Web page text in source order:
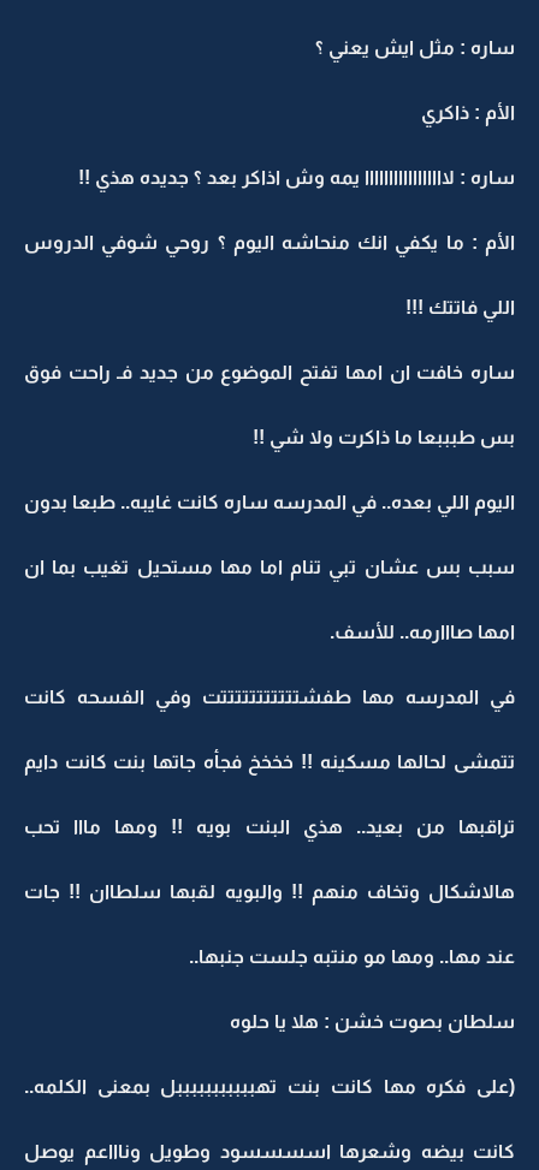
ساره : مثل ايش يعني ؟
الأم : ذاكري
ساره : لااااااااااااااااا يمه وش اذاكر بعد ؟ جديده هذي !!
الأم : ما يكفي انك منحاشه اليوم ؟ روحي شوفي الدروس
اللي فاتتك !!!
ساره خافت ان امها تفتح الموضوع من جديد فـ راحت فوق
بس طبببعا ما ذاكرت ولا شي !!
اليوم اللي بعده.. في المدرسه ساره كانت غايبه.. طبعا بدون
سبب بس عشان تبي تنام اما مها مستحيل تغيب بما ان
امها صااارمه.. للأسف.
في المدرسه مها طفشتتتتتتتتتتتت وفي الفسحه كانت
تتمشى لحالها مسكينه !! خخخخ فجأه جاتها بنت كانت دايم
تراقبها من بعيد.. هذي البنت بويه !! ومها مااا تحب
هالاشكال وتخاف منهم !! والبويه لقبها سلطاان !! جات
عند مها.. ومها مو منتبه جلست جنبها..
سلطان بصوت خشن : هلا يا حلوه
(على فكره مها كانت بنت تهبببببببببببل بمعنى الكلمه..
كانت بيضه وشعرها اسسسسود وطويل وناااعم يوصل